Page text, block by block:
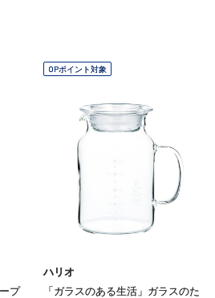
プ
OPポイント対象
ハリオ
「ガラスのある生活」ガラスのた